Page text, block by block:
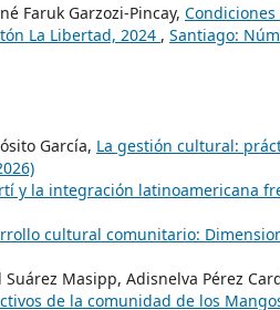
Faruk Garzozi-Pincay,
La Libertad, 2024 , Santiago:
García, La gestión cultural:
y la integración latinoamericana
cultural comunitario:
Masipp, Adisnelva Pérez
de la comunidad de los